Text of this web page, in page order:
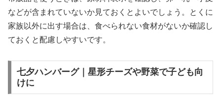
などが含まれていないか見ておくとよいでしょう。とくに
家族以外に出す場合は、食べられない食材がないか確認し
ておくと配慮しやすいです。
七夕ハンバーグ｜星形チーズや野菜で子ども向
けに